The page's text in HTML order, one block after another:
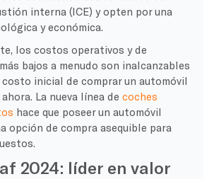
interna (ICE) y opten por una
y económica.
los costos operativos y de
bajos a menudo son inalcanzables
inicial de comprar un automóvil
La nueva línea de coches
hace que poseer un automóvil
opción de compra asequible para
2024: líder en valor